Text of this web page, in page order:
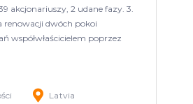
akcjonariuszy, 2 udane fazy. 3.
renowacji dwóch pokoi
współwłaścicielem poprzez
Latvia